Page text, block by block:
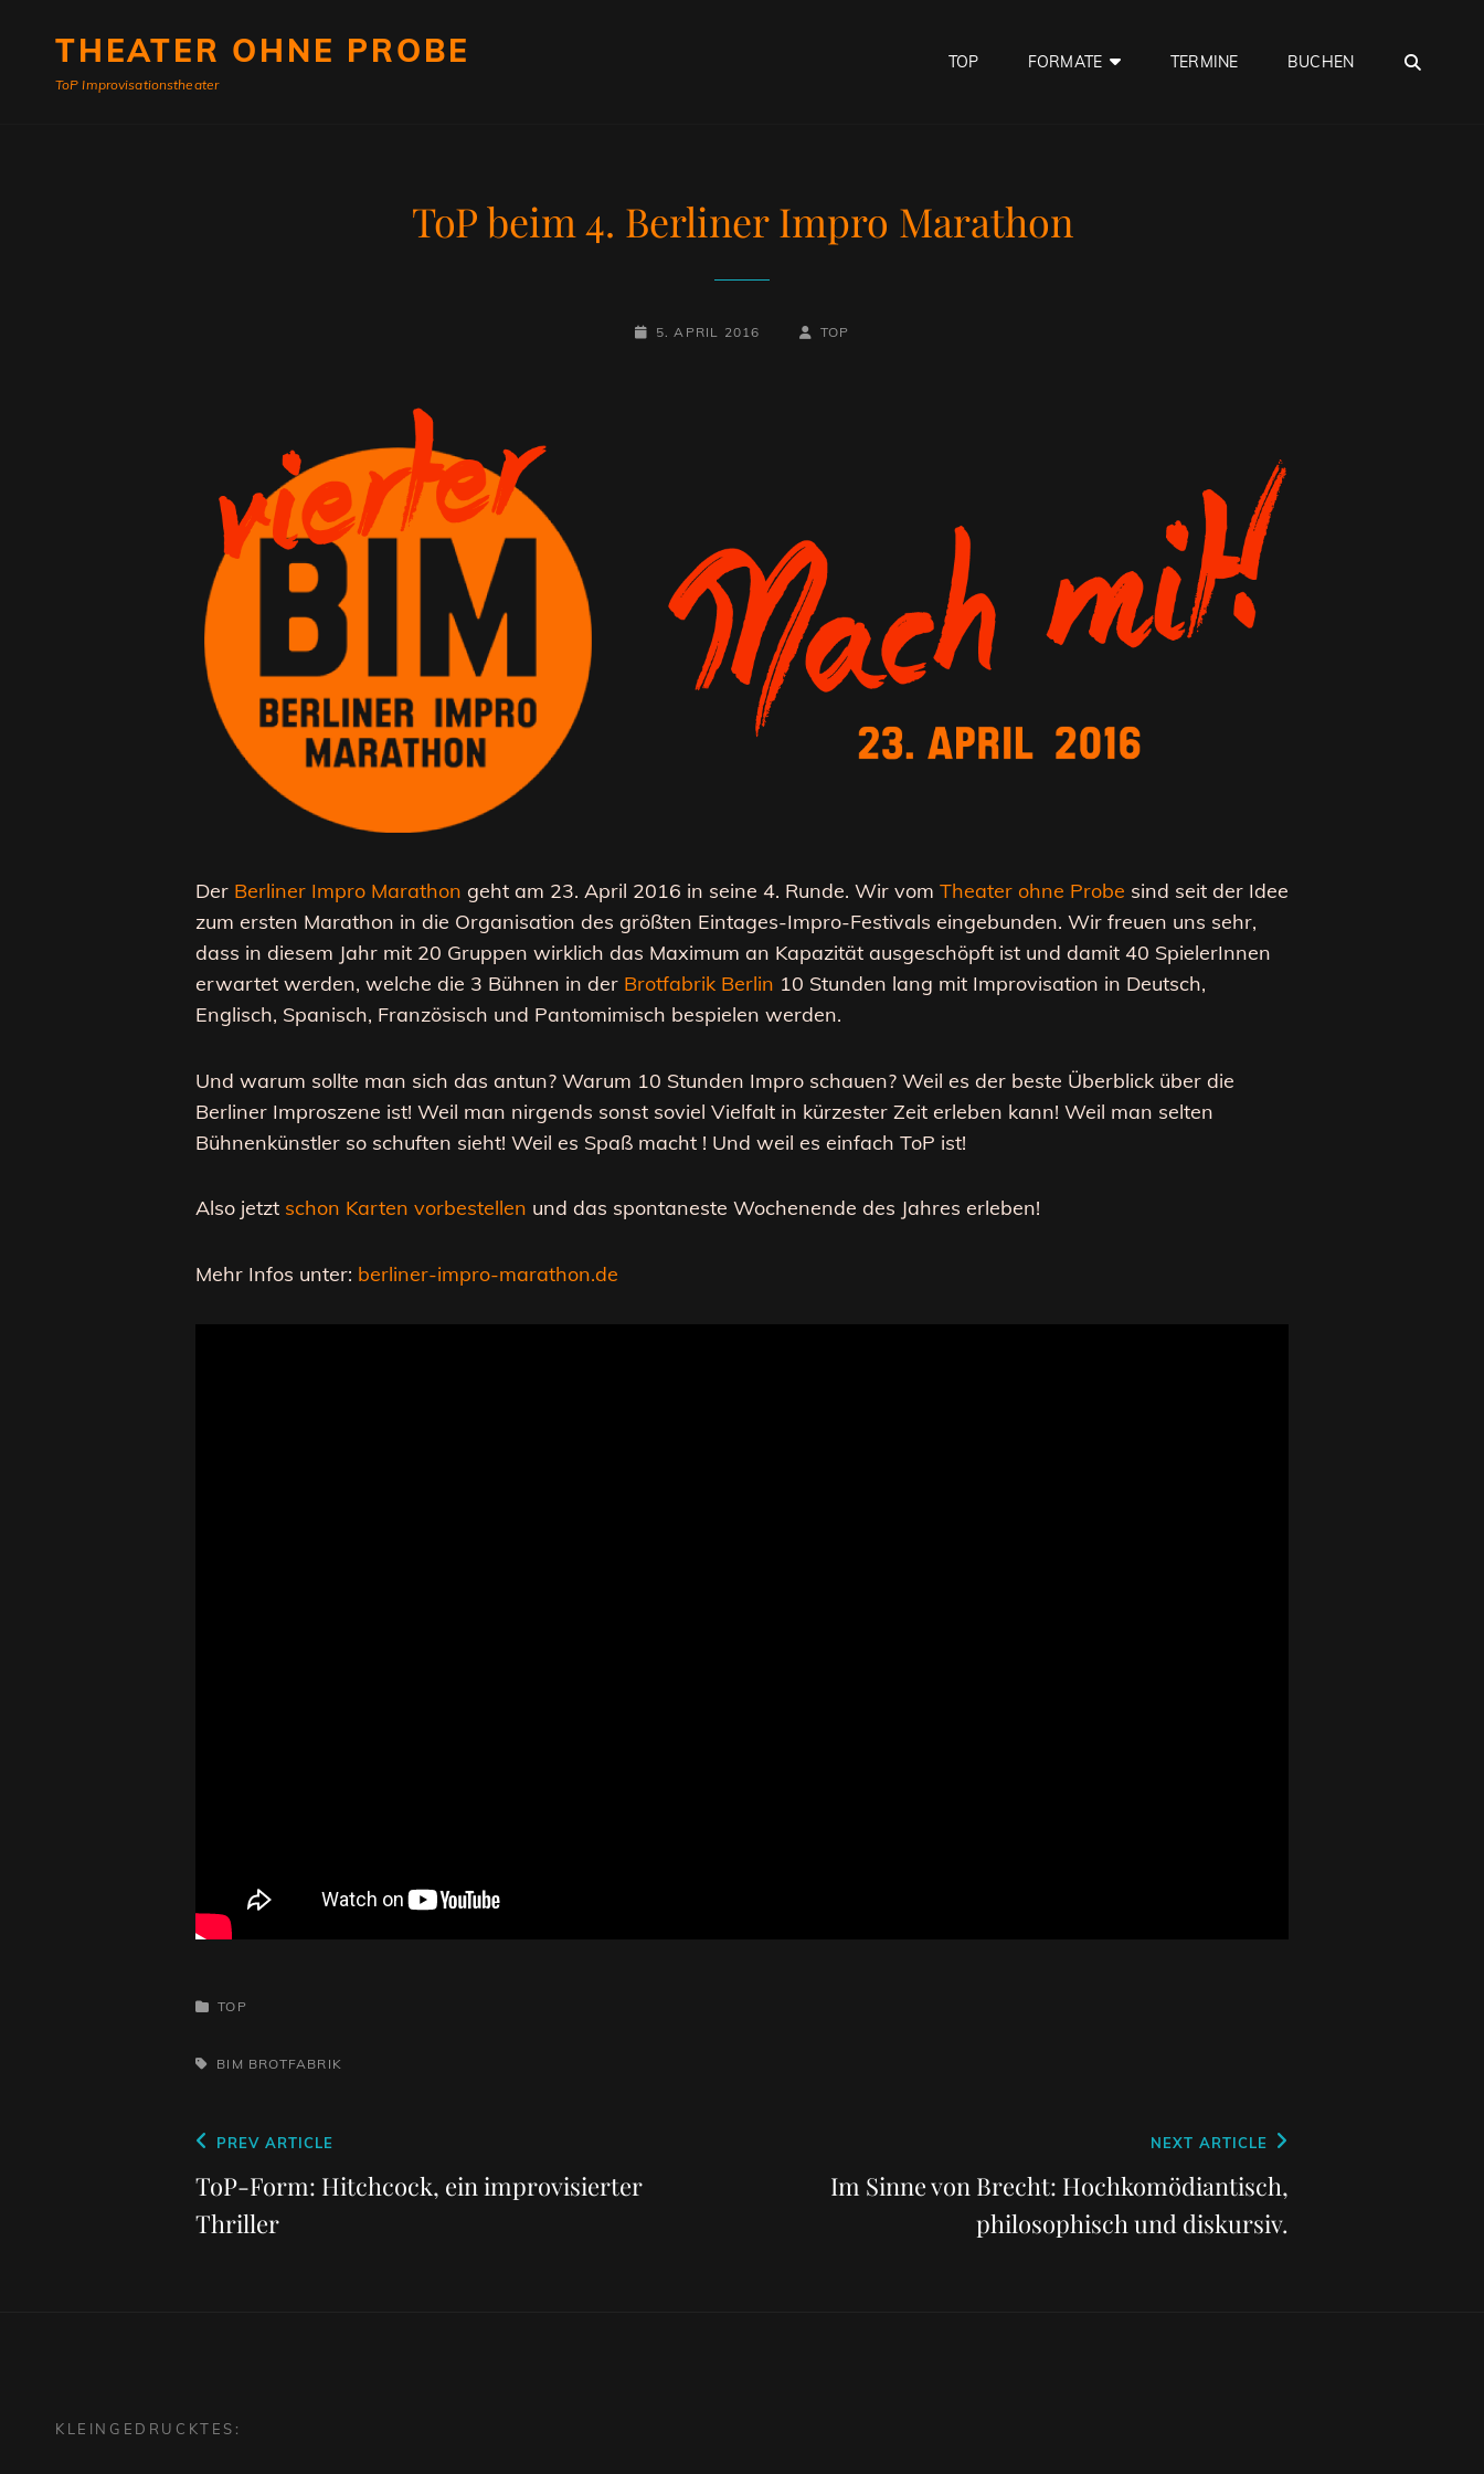
THEATER OHNE PROBE
ToP Improvisationstheater
TOP FORMATE TERMINE BUCHEN
ToP beim 4. Berliner Impro Marathon
POSTED-
5. APRIL 2016
BY
BYLINE
TOP
Der Berliner Impro Marathon geht am 23. April 2016 in seine 4. Runde. Wir vom Theater ohne Probe sind seit der Idee
zum ersten Marathon in die Organisation des größten Eintages-Impro-Festivals eingebunden. Wir freuen uns sehr,
dass in diesem Jahr mit 20 Gruppen wirklich das Maximum an Kapazität ausgeschöpft ist und damit 40 SpielerInnen
erwartet werden, welche die 3 Bühnen in der Brotfabrik Berlin 10 Stunden lang mit Improvisation in Deutsch,
Englisch, Spanisch, Französisch und Pantomimisch bespielen werden.
Und warum sollte man sich das antun? Warum 10 Stunden Impro schauen? Weil es der beste Überblick über die
Berliner Improszene ist! Weil man nirgends sonst soviel Vielfalt in kürzester Zeit erleben kann! Weil man selten
Bühnenkünstler so schuften sieht! Weil es Spaß macht ! Und weil es einfach ToP ist!
Also jetzt schon Karten vorbestellen und das spontaneste Wochenende des Jahres erleben!
Mehr Infos unter: berliner-impro-marathon.de
CATEGORIES
TOP
TAGS,
BIM BROTFABRIK
Beitragsnavigation
Previous
Post
PREV ARTICLE
ToP-Form: Hitchcock, ein improvisierter
Thriller
NEXT ARTICLE
Im Sinne von Brecht: Hochkomödiantisch,
philosophisch und diskursiv.
KLEINGEDRUCKTES: